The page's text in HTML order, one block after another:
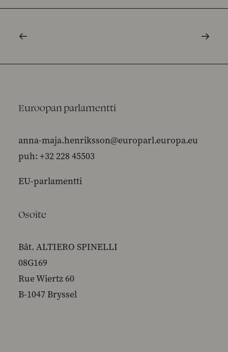
Euroopan parlamentti
anna-maja.henriksson@europarl.europa.eu
puh: +32 228 45503
EU-parlamentti
Osoite
Bât. ALTIERO SPINELLI
08G169
Rue Wiertz 60
B-1047 Bryssel